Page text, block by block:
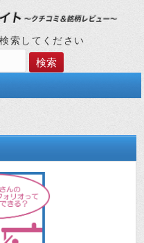
索してください